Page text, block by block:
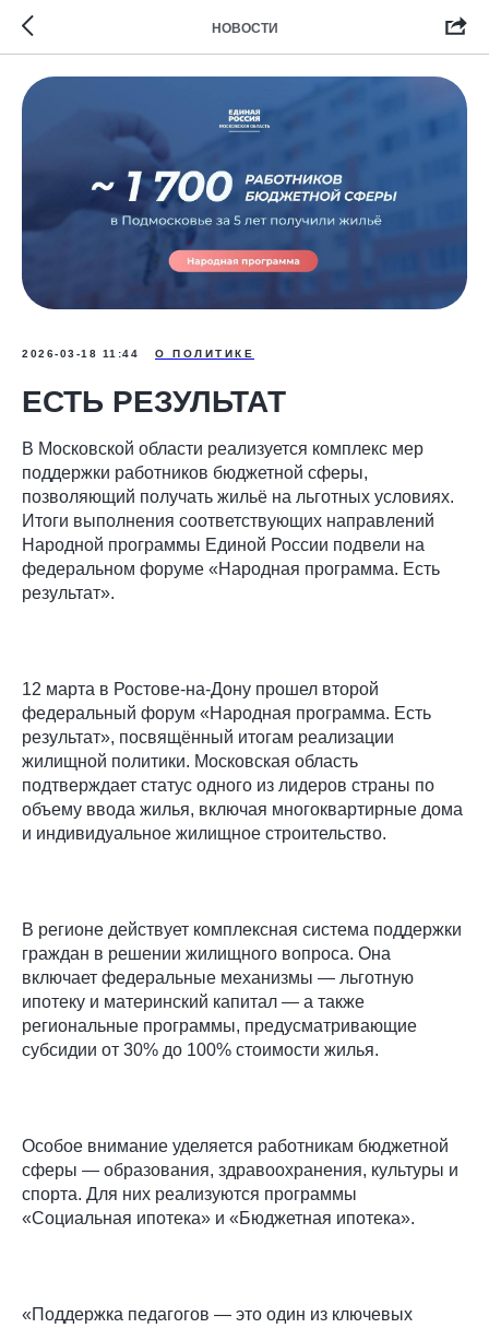
НОВОСТИ
2026-03-18 11:44 О ПОЛИТИКЕ
ЕСТЬ РЕЗУЛЬТАТ
В Московской области реализуется комплекс мер
поддержки работников бюджетной сферы,
позволяющий получать жильё на льготных условиях.
Итоги выполнения соответствующих направлений
Народной программы Единой России подвели на
федеральном форуме «Народная программа. Есть
результат».
12 марта в Ростове-на-Дону прошел второй
федеральный форум «Народная программа. Есть
результат», посвящённый итогам реализации
жилищной политики. Московская область
подтверждает статус одного из лидеров страны по
объему ввода жилья, включая многоквартирные дома
и индивидуальное жилищное строительство.
В регионе действует комплексная система поддержки
граждан в решении жилищного вопроса. Она
включает федеральные механизмы — льготную
ипотеку и материнский капитал — а также
региональные программы, предусматривающие
субсидии от 30% до 100% стоимости жилья.
Особое внимание уделяется работникам бюджетной
сферы — образования, здравоохранения, культуры и
спорта. Для них реализуются программы
«Социальная ипотека» и «Бюджетная ипотека».
«Поддержка педагогов — это один из ключевых